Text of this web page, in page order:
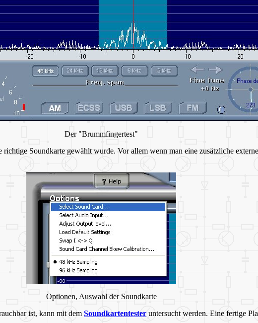
Der "Brummfingertest"
Soundkarte gewählt wurde. Vor allem wenn man eine zusätzliche
Optionen, Auswahl der Soundkarte
ist, kann mit dem Soundkartentester untersucht werden. Eine fertige